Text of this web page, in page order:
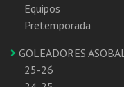
Equipos
Pretemporada
GOLEADORES ASOBAL
25-26